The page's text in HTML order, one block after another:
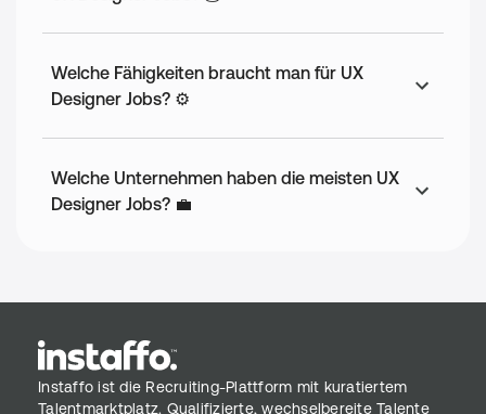
Welche Fähigkeiten braucht man für UX
Designer Jobs? ⚙️
Welche Unternehmen haben die meisten UX
Designer Jobs? 💼
Instaffo ist die Recruiting-Plattform mit kuratiertem
Talentmarktplatz. Qualifizierte, wechselbereite Talente